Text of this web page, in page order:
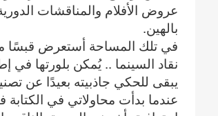
عروض الأفلام والمناقشات
بالهين.
في تلك المساحة أستعرض قبسًا
نقاد السينما .. يُمكن بلورتها في
يبقى للحكي جاذبيته بعيدًا عن
عندما بدأت محاولاتي في